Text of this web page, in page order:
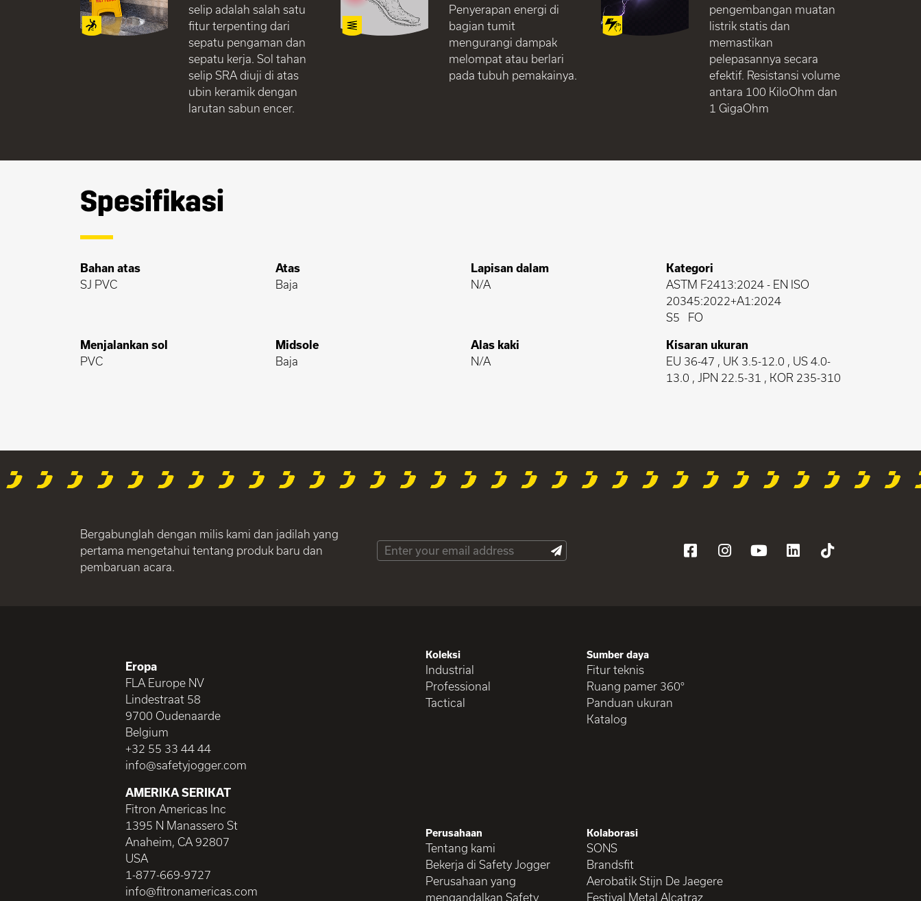
selip adalah salah satu
fitur terpenting dari
sepatu pengaman dan
sepatu kerja. Sol tahan
selip SRA diuji di atas
ubin keramik dengan
larutan sabun encer.
Penyerapan energi di
bagian tumit
mengurangi dampak
melompat atau berlari
pada tubuh pemakainya.
pengembangan muatan
listrik statis dan
memastikan
pelepasannya secara
efektif. Resistansi volume
antara 100 KiloOhm dan
1 GigaOhm
Spesifikasi
Bahan atas
SJ PVC
Atas
Baja
Lapisan dalam
N/A
Kategori
ASTM F2413:2024 - EN ISO
20345:2022+A1:2024
S5
FO
Menjalankan sol
PVC
Midsole
Baja
Alas kaki
N/A
Kisaran ukuran
EU 36-47 , UK 3.5-12.0 , US 4.0-
13.0 , JPN 22.5-31 , KOR 235-310
Bergabunglah dengan milis kami dan jadilah yang
pertama mengetahui tentang produk baru dan
pembaruan acara.
Eropa
FLA Europe NV
Lindestraat 58
9700 Oudenaarde
Belgium
+32 55 33 44 44
info@safetyjogger.com
AMERIKA SERIKAT
Fitron Americas Inc
1395 N Manassero St
Anaheim, CA 92807
USA
1-877-669-9727
info@fitronamericas.com
Koleksi
Industrial
Professional
Tactical
Sumber daya
Fitur teknis
Ruang pamer 360°
Panduan ukuran
Katalog
Perusahaan
Tentang kami
Bekerja di Safety Jogger
Perusahaan yang
mengandalkan Safety
Kolaborasi
SONS
Brandsfit
Aerobatik Stijn De Jaegere
Festival Metal Alcatraz